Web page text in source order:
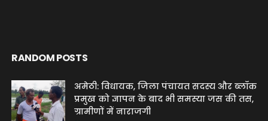
RANDOM POSTS
अमेठी: विधायक, जिला पंचायत सदस्य और ब्लॉक
प्रमुख को ज्ञापन के बाद भी समस्या जस की तस,
ग्रामीणों में नाराजगी